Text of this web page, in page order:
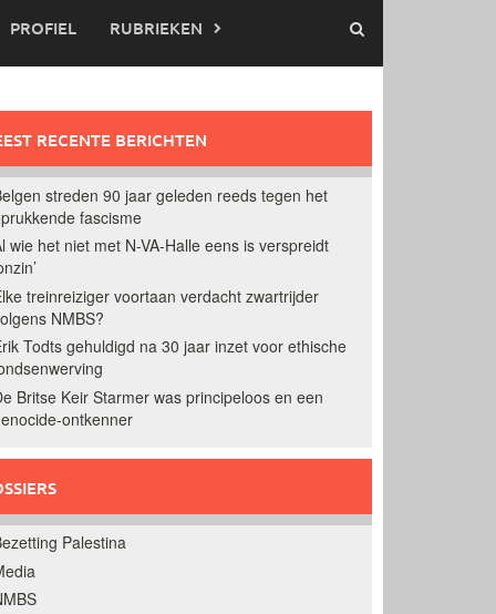
PROFIEL RUBRIEKEN
RECENTE BERICHTEN
streden 90 jaar geleden reeds tegen het
fascisme
wie het niet met N-VA-Halle eens is verspreidt
treinreiziger voortaan verdacht zwartrijder
NMBS?
Todts gehuldigd na 30 jaar inzet voor ethische
Britse Keir Starmer was principeloos en een
ontkenner
Palestina